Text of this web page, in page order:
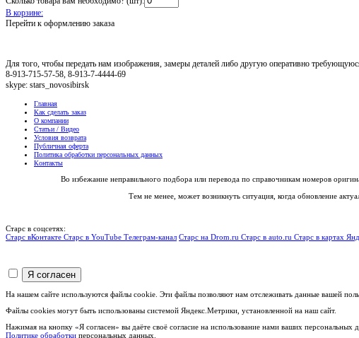
В корзине:
Перейти к оформлению заказа
Для того, чтобы передать нам изображения, замеры деталей либо другую оперативно
8-913-715-57-58, 8-913-7-4444-69
skype: stars_novosibirsk
Главная
Как сделать заказ
О компании
Статьи / Видео
Условия возврата
Публичная оферта
Политика обработки персональных данных
Контакты
Во избежание неправильного подбора или перевода по справочникам номеров
Тем не менее, может возникнуть ситуация, когда обновление
Старс в соцсетях:
Старс вКонтакте Старс в YouTube Телеграм-канал Старс на Drom.ru Старс в auto.ru Старс в картах
На нашем сайте используются файлы cookie. Эти файлы позволяют нам отслеживать данные вашей
Файлы cookies могут быть использованы системой Яндекс.Метрики, установленной на наш сайт.
Нажимая на кнопку «Я согласен» вы даёте своё согласие на использование нами ваших
Политике обработки персональных данных.